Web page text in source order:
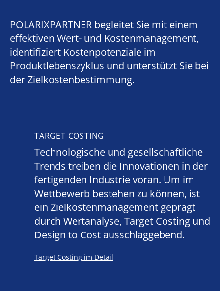
POLARIXPARTNER begleitet Sie mit einem
effektiven Wert- und Kostenmanagement,
identifiziert Kostenpotenziale im
Produktlebenszyklus und unterstützt Sie bei
der Zielkostenbestimmung.
TARGET COSTING
Technologische und gesellschaftliche
Trends treiben die Innovationen in der
fertigenden Industrie voran. Um im
Wettbewerb bestehen zu können, ist
ein Zielkostenmanagement geprägt
durch Wertanalyse, Target Costing und
Design to Cost ausschlaggebend.
Target Costing im Detail